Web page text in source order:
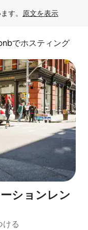
す。 原文を表示
でホスティング
ションレン
る